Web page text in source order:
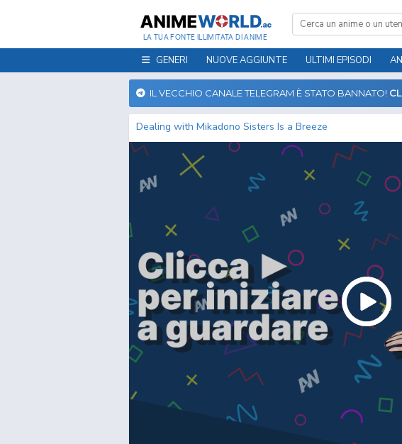
LA TUA FONTE ILLIMITATA DI ANIME
GENERI NUOVE AGGIUNTE ULTIMI EPISODI
IL VECCHIO CANALE TELEGRAM È STATO BANNATO!
Dealing with Mikadono Sisters Is a Breeze